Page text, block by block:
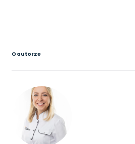
O autorze